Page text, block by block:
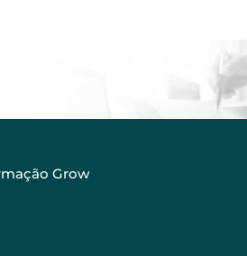
Grow